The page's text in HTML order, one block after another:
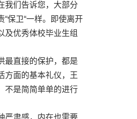
我们告诉您，大部分
保卫“一样。即使离开
及优秀体校毕业生组
最直接的保护，都是
方面的基本礼仪，王
不是简简单单的进行
严肃感，内在也需要